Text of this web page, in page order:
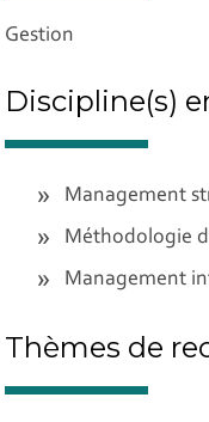
Gestion
Discipline(s)
Management
Méthodologie
Management
Thèmes de